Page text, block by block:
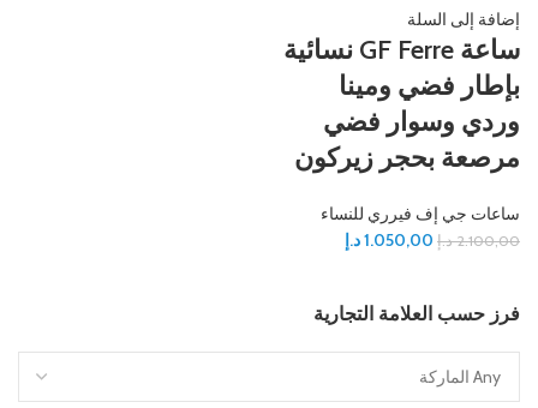
فرز حسب العلامة التجارية
إضافة إلى السلة
ساعة GF Ferre نسائية
بإطار فضي ومينا
وردي وسوار فضي
مرصعة بحجر زيركون
ساعات جي إف فيرري للنساء
2.100,00 د.إ 1.050,00د.إ